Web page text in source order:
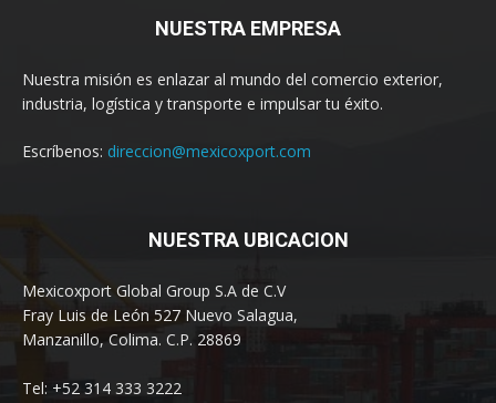
NUESTRA EMPRESA
Nuestra misión es enlazar al mundo del comercio exterior,
industria, logística y transporte e impulsar tu éxito.
Escríbenos: direccion@mexicoxport.com
NUESTRA UBICACION
Mexicoxport Global Group S.A de C.V
Fray Luis de León 527 Nuevo Salagua,
Manzanillo, Colima. C.P. 28869
Tel: +52 314 333 3222